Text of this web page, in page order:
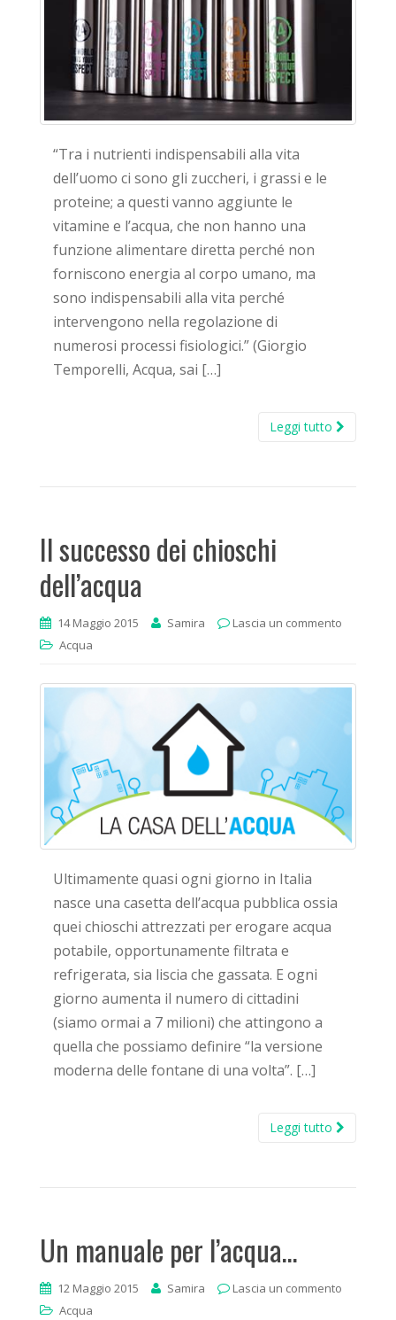
“Tra i nutrienti indispensabili alla vita
dell’uomo ci sono gli zuccheri, i grassi e le
proteine; a questi vanno aggiunte le
vitamine e l’acqua, che non hanno una
funzione alimentare diretta perché non
forniscono energia al corpo umano, ma
sono indispensabili alla vita perché
intervengono nella regolazione di
numerosi processi fisiologici.” (Giorgio
Temporelli, Acqua, sai […]
Leggi tutto
Il successo dei chioschi
dell’acqua
14 Maggio 2015 Samira
Lascia un commento
Acqua
Ultimamente quasi ogni giorno in Italia
nasce una casetta dell’acqua pubblica ossia
quei chioschi attrezzati per erogare acqua
potabile, opportunamente filtrata e
refrigerata, sia liscia che gassata. E ogni
giorno aumenta il numero di cittadini
(siamo ormai a 7 milioni) che attingono a
quella che possiamo definire “la versione
moderna delle fontane di una volta”. […]
Leggi tutto
Un manuale per l’acqua…
12 Maggio 2015 Samira
Lascia un commento
Acqua